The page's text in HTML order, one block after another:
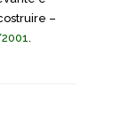
–
.